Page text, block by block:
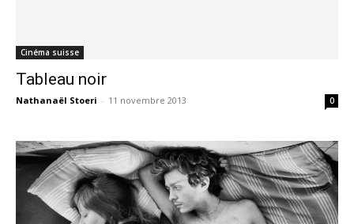
Cinéma suisse
Tableau noir
Nathanaël Stoeri - 11 novembre 2013 0